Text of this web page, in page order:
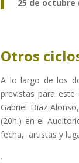
25 de octubre
Otros
A lo largo de los
previstas para este
Gabriel Diaz
(20h.) en el
fecha, artistas y
.